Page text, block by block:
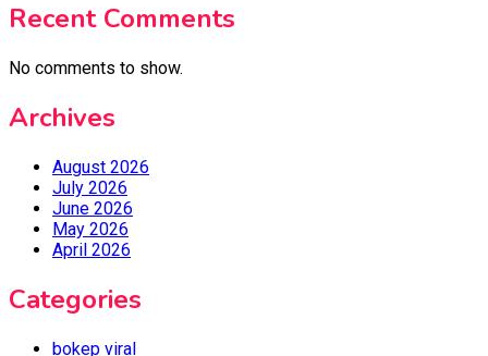
Recent Comments
No comments to show.
Archives
August 2026
July 2026
June 2026
May 2026
April 2026
Categories
bokep viral